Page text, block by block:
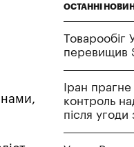
ОСТАННІ
Товарообіг
перевищив
Іран
контроль
після